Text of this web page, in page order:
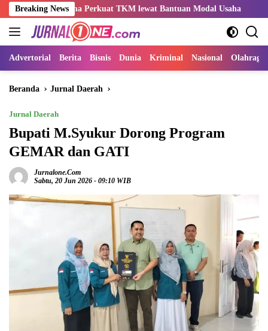
Langsung
ke
konten
Breaking News
Rama Perkuat TKM lewat Bantuan Modal Usaha Kemnaker
Advertorial Berita Bisnis Dunia Kriminal Nasional Olahraga
Beranda Jurnal Daerah
Jurnal Daerah
Bupati M.Syukur Dorong Program
GEMAR dan GATI
Jurnalone.com
Sabtu, 20 Jun 2026 - 09:10 WIB